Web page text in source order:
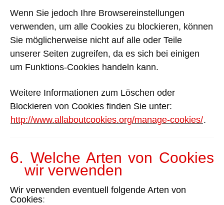
Wenn Sie jedoch Ihre Browsereinstellungen
verwenden, um alle Cookies zu blockieren, können
Sie möglicherweise nicht auf alle oder Teile
unserer Seiten zugreifen, da es sich bei einigen
um Funktions-Cookies handeln kann.
Weitere Informationen zum Löschen oder
Blockieren von Cookies finden Sie unter:
http://www.allaboutcookies.org/manage-cookies/.
6. Welche Arten von Cookies
wir verwenden
Wir verwenden eventuell folgende Arten von
Cookies: